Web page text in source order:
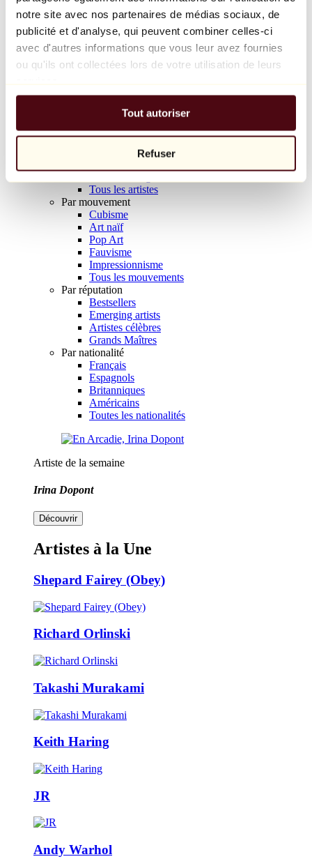
notre site avec nos partenaires de médias sociaux, de
publicité et d'analyse, qui peuvent combiner celles-ci
avec d'autres informations que vous leur avez fournies
ou qu'ils ont collectées lors de votre utilisation de leurs
Tout autoriser
Refuser
Balloon Dog (Orange)
Jeff Koons
10 000 €
Parcourir
Tous les sculpteurs
Tous les photographes
Tous les artistes
Par mouvement
Cubisme
Art naïf
Pop Art
Fauvisme
Impressionnisme
Tous les mouvements
Par réputation
Bestsellers
Emerging artists
Artistes célèbres
Grands Maîtres
Par nationalité
Français
Espagnols
Britanniques
Américains
Toutes les nationalités
Artiste de la semaine
Irina Dopont
Découvrir
Artistes à la Une
Shepard Fairey (Obey)
Richard Orlinski
Takashi Murakami
Keith Haring
JR
Andy Warhol